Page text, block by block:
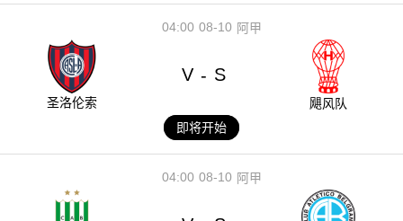
08-10
04:00 阿甲
圣洛伦索
V - S
飓风队
即将开始
08-10
04:00 阿甲